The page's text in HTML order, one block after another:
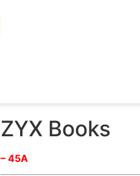
ZYX Books
– 45A